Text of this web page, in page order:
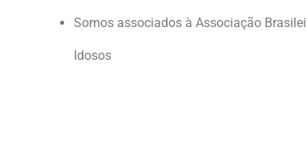
Somos associados à Associação
Idosos